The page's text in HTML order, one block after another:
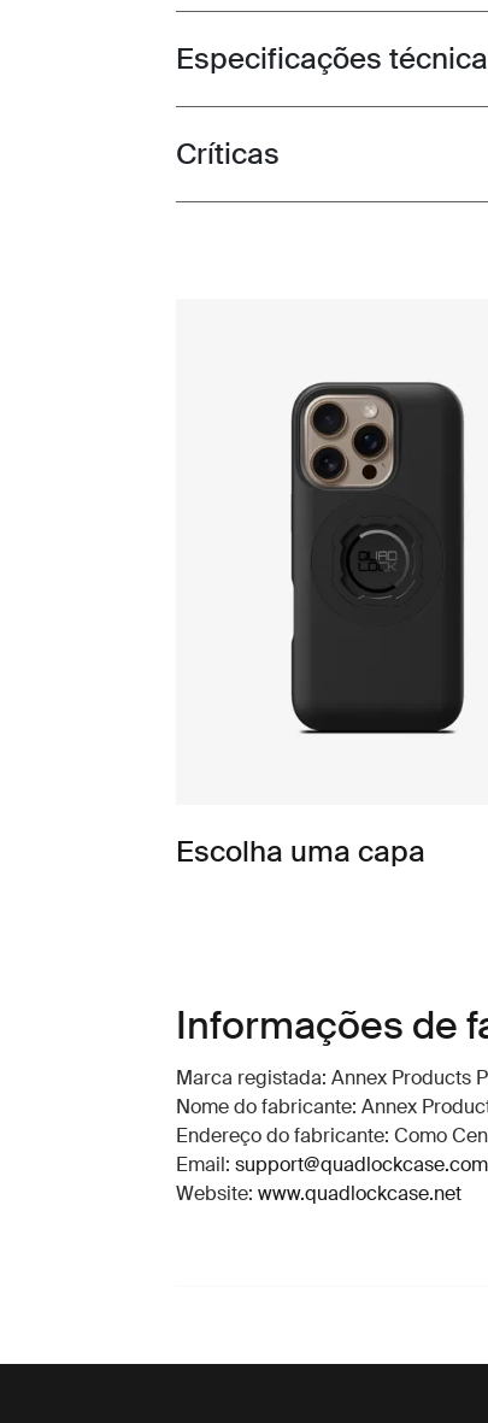
Toggle techspec
Especificações
Toggle overview
Críticas
Escolha uma capa
Informações de
Marca registada: Annex Products
Nome do fabricante: Annex
Endereço do fabricante: Como
Email: support@quadlockcase.com
Website: www.quadlockcase.net